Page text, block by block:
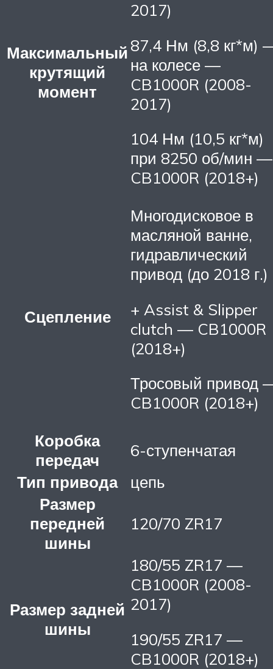
Максимальный
крутящий
момент
2017)
87,4 Нм (8,8 кг*м)
на колесе —
CB1000R (2008-
2017)
104 Нм (10,5 кг*м)
при 8250 об/мин —
CB1000R (2018+)
Сцепление
Многодисковое в
масляной ванне,
гидравлический
привод (до 2018 г.)
+ Assist & Slipper
clutch — CB1000R
(2018+)
Тросовый привод
CB1000R (2018+)
Коробка
передач
6-ступенчатая
Тип привода
цепь
Размер
передней
шины
120/70 ZR17
Размер задней
шины
180/55 ZR17 —
CB1000R (2008-
2017)
190/55 ZR17 —
CB1000R (2018+)